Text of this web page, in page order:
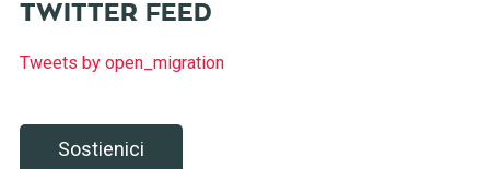
TWITTER FEED
Tweets by open_migration
Sostienici